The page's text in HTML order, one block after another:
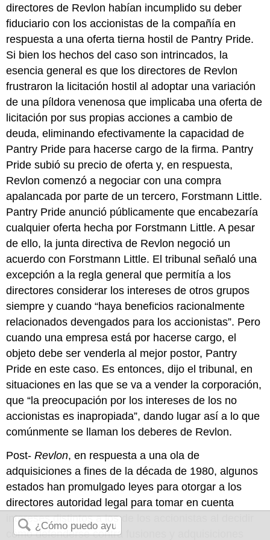
directores de Revlon habían incumplido su deber
fiduciario con los accionistas de la compañía en
respuesta a una oferta tierna hostil de Pantry Pride.
Si bien los hechos del caso son intrincados, la
esencia general es que los directores de Revlon
frustraron la licitación hostil al adoptar una variación
de una píldora venenosa que implicaba una oferta de
licitación por sus propias acciones a cambio de
deuda, eliminando efectivamente la capacidad de
Pantry Pride para hacerse cargo de la firma. Pantry
Pride subió su precio de oferta y, en respuesta,
Revlon comenzó a negociar con una compra
apalancada por parte de un tercero, Forstmann Little.
Pantry Pride anunció públicamente que encabezaría
cualquier oferta hecha por Forstmann Little. A pesar
de ello, la junta directiva de Revlon negoció un
acuerdo con Forstmann Little. El tribunal señaló una
excepción a la regla general que permitía a los
directores considerar los intereses de otros grupos
siempre y cuando “haya beneficios racionalmente
relacionados devengados para los accionistas”. Pero
cuando una empresa está por hacerse cargo, el
objeto debe ser venderla al mejor postor, Pantry
Pride en este caso. Es entonces, dijo el tribunal, en
situaciones en las que se va a vender la corporación,
que “la preocupación por los intereses de los no
accionistas es inapropiada”, dando lugar así a lo que
comúnmente se llaman los deberes de Revlon.
Post-Revlon, en respuesta a una ola de
adquisiciones a fines de la década de 1980, algunos
estados han promulgado leyes para otorgar a los
directores autoridad legal para tomar en cuenta
intereses distintos a los de los accionistas al decidir
cómo defenderse contra fusiones y adquisiciones